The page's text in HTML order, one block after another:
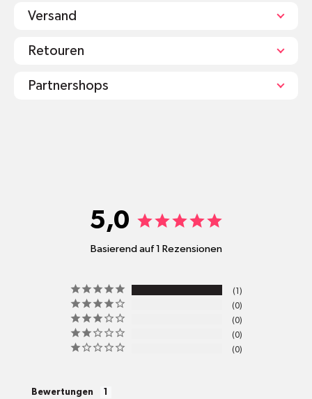
Versand
pro
Standort
Versandkosten
Retouren
Partnershops
5,0
Basierend auf 1 Rezensionen
1
0
0
0
0
Bewertungen